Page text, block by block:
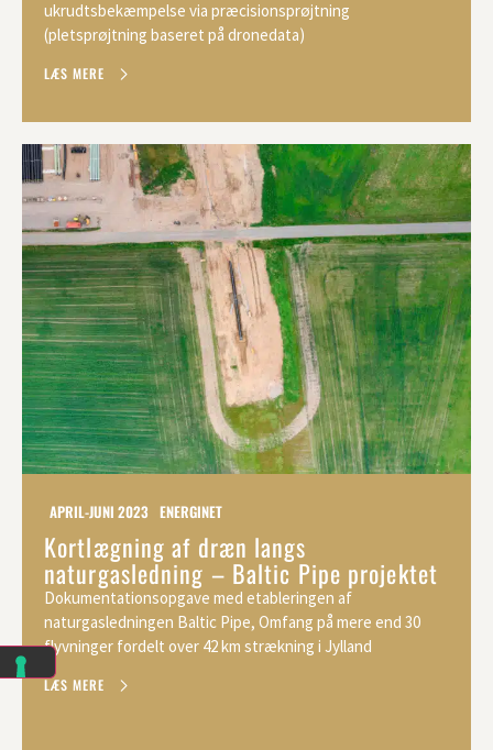
ukrudtsbekæmpelse via præcisionsprøjtning
(pletsprøjtning baseret på dronedata)
LÆS MERE
APRIL-JUNI 2023 ENERGINET
Kortlægning af dræn langs
naturgasledning – Baltic Pipe projektet
Dokumentationsopgave med etableringen af
naturgasledningen Baltic Pipe, Omfang på mere end 30
flyvninger fordelt over 42 km strækning i Jylland
LÆS MERE